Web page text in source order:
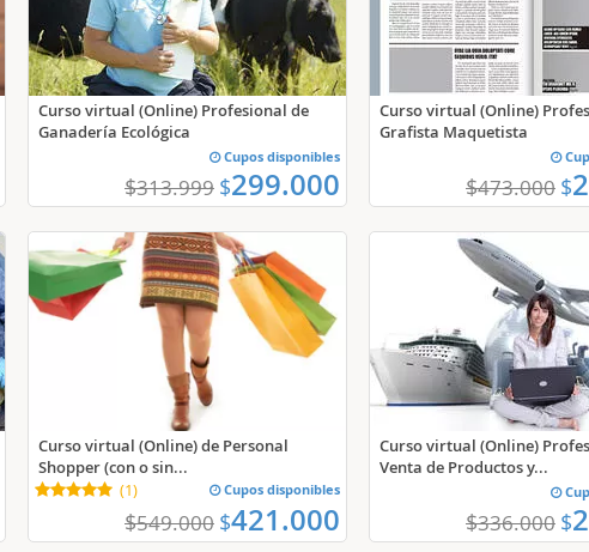
Curso virtual (Online) Profesional de
Ganadería Ecológica
Cupos disponibles
$313.999 $299.000
Curso virtual (Online)
Grafista Maquetista
$473.000 $
Curso virtual (Online) de Personal
Shopper (con o sin...
(1) Cupos disponibles
$549.000 $421.000
Curso virtual (Online)
Venta de Productos y...
$336.000 $